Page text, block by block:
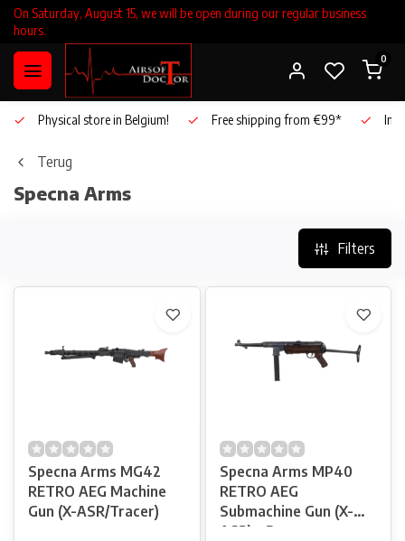
On Saturday, August 15, we will be open during our regular business
hours.
0
Physical store in Belgium! Free shipping from €99*
Terug
Specna Arms
Filters
Specna Arms MG42
RETRO AEG Machine
Gun (X-ASR/Tracer)
Specna Arms MP40
RETRO AEG
Submachine Gun (X-
ASR) – Brown